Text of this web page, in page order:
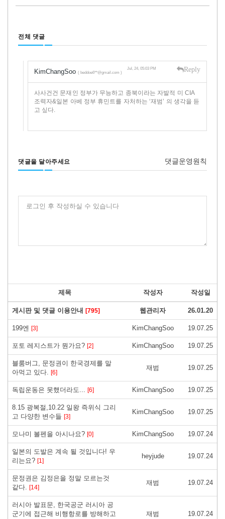
전체 댓글
KimChangSoo ( beddoe6**@gmail.com )
Jul, 24, 05:03 PM Reply
사사건건 문재인 정부가 무능하고 종북이라는 자발적 미 CIA
조력자&일본 아베 정부 휴민트를 자처하는 ‘재범’ 의 생각을 듣
고 싶다.
댓글을 달아주세요 댓글운영원칙
로그인 후 작성하실 수 있습니다
제목 작성자 작성일
게시판 및 댓글 이용안내 [795] 웹관리자 26.01.20
199엔 [3] KimChangSoo 19.07.25
포토 레지스트가 뭔가요? [2] KimChangSoo 19.07.25
블룸버그, 문정권이 한국경제를 말
아먹고 있다. [6]
재범 19.07.25
독립운동은 못했더라도... [6] KimChangSoo 19.07.25
8.15 광복절,10.22 일왕 즉위식 그리
고 다양한 변수들 [3]
KimChangSoo 19.07.25
모나미 볼펜을 아시나요? [0] KimChangSoo 19.07.24
일본의 도발은 계속 될 것입니다! 우
리는요? [1]
heyjude 19.07.24
문정권은 김정은을 정말 모르는것
같다. [14]
재범 19.07.24
러시아 발표문, 한국공군 러시아 공
군기에 접근해 비행항로를 방해하고
재범 19.07.24